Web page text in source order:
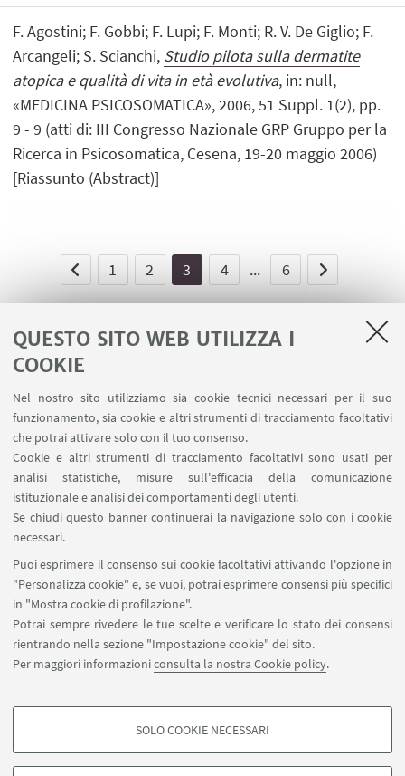
QUESTO SITO WEB UTILIZZA I
COOKIE
Nel nostro sito utilizziamo sia cookie tecnici necessari per il suo
funzionamento, sia cookie e altri strumenti di tracciamento facoltativi
che potrai attivare solo con il tuo consenso.
Cookie e altri strumenti di tracciamento facoltativi sono usati per
analisi statistiche, misure sull'efficacia della comunicazione
istituzionale e analisi dei comportamenti degli utenti.
Se chiudi questo banner continuerai la navigazione solo con i cookie
necessari.
Puoi esprimere il consenso sui cookie facoltativi attivando l'opzione in
"Personalizza cookie" e, se vuoi, potrai esprimere consensi più specifici
in "Mostra cookie di profilazione".
Potrai sempre rivedere le tue scelte e verificare lo stato dei consensi
rientrando nella sezione "Impostazione cookie" del sito.
Per maggiori informazioniconsulta la nostra Cookie policy.
COOKIE DI PROFILAZIONE - FACOLTATIVI
SOLO COOKIE NECESSARI
F. Agostini; F. Gobbi; F. Lupi; F. Monti; R. V. De Giglio; F.
Arcangeli; S. Scianchi, Studio pilota sulla dermatite
atopica e qualità di vita in età evolutiva, in: null,
«MEDICINA PSICOSOMATICA», 2006, 51 Suppl. 1(2), pp.
9 - 9 (atti di: III Congresso Nazionale GRP Gruppo per la
Ricerca in Psicosomatica, Cesena, 19-20 maggio 2006)
[Riassunto (Abstract)]
1 2 3 4 ... 6
Area riservata - Spazi virtuali
Contatti
SEGUI IL DIPARTIMENTO SU:
SEGUI UNIBO SU:
APP:
©Copyright 2026 - ALMA MATER STUDIORUM - Università di